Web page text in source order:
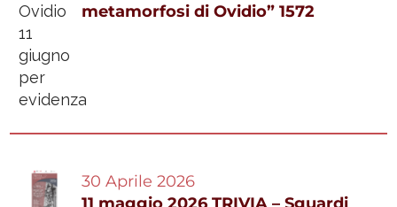
metamorfosi di Ovidio” 1572
30 Aprile 2026
11 maggio 2026 TRIVIA – Sguardi